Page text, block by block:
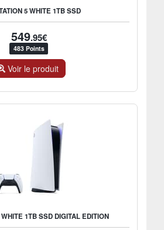
5 WHITE 1TB SSD
549.95€
483 Points
Voir le produit
1TB SSD DIGITAL EDITION